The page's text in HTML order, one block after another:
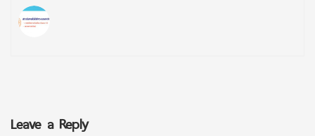
Leave a Reply